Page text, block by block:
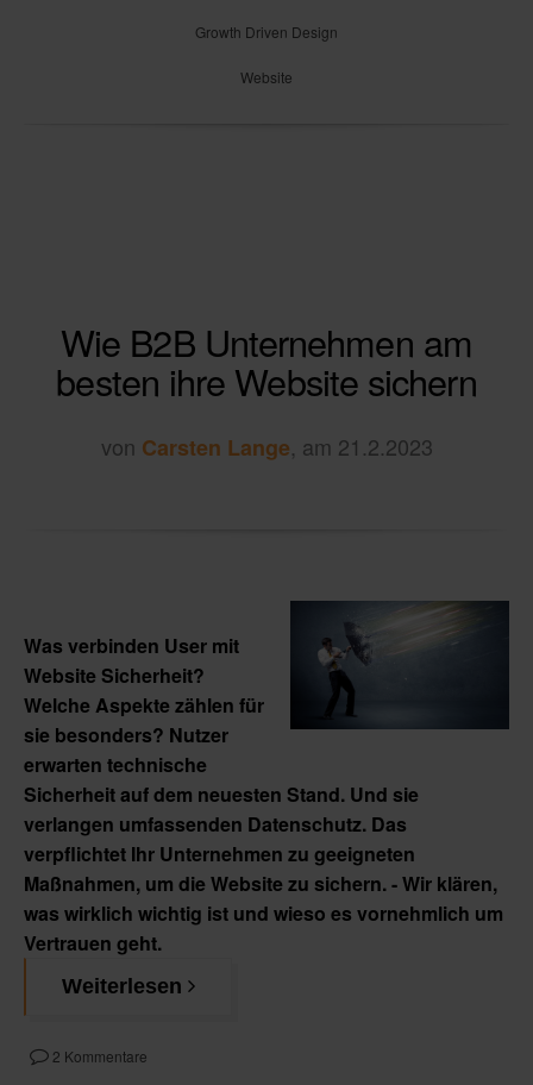
Growth Driven Design
Website
Wie B2B Unternehmen am
besten ihre Website sichern
von Carsten Lange, am 21.2.2023
Was verbinden User mit
Website Sicherheit?
Welche Aspekte zählen für
sie besonders? Nutzer
erwarten technische
Sicherheit auf dem neuesten Stand. Und sie
verlangen umfassenden Datenschutz. Das
verpflichtet Ihr Unternehmen zu geeigneten
Maßnahmen, um die Website zu sichern. - Wir klären,
was wirklich wichtig ist und wieso es vornehmlich um
Vertrauen geht.
Weiterlesen
2 Kommentare